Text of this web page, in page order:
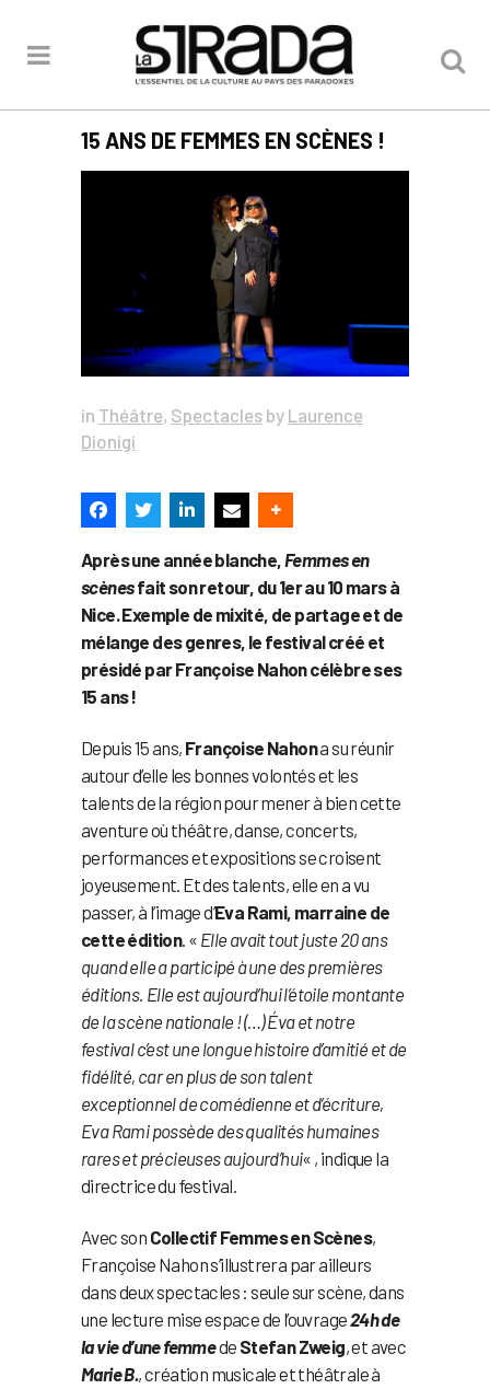
15 ANS DE FEMMES EN SCÈNES !
in Théâtre, Spectacles by Laurence
Dionigi
Après une année blanche,Femmes en
scènesfait son retour, du 1er au 10 mars à
Nice. Exemple de mixité, de partage et de
mélange des genres, le festival créé et
présidé par Françoise Nahon célèbre ses
15 ans !
Depuis 15 ans, Françoise Nahona su réunir
autour d’elle les bonnes volontés et les
talents de la région pour mener à bien cette
aventure où théâtre, danse, concerts,
performances et expositions se croisent
joyeusement. Et des talents, elle en a vu
passer, à l’image d’Eva Rami, marraine de
cette édition. « Elle avait tout juste 20 ans
quand elle a participé à une des premières
éditions. Elle est aujourd’hui l’étoile montante
de la scène nationale ! (…) Éva et notre
festival c’est une longue histoire d’amitié et de
fidélité, car en plus de son talent
exceptionnel de comédienne et d’écriture,
Eva Rami possède des qualités humaines
rares et précieuses aujourd’hui« , indique la
directrice du festival.
Avec son Collectif Femmes en Scènes,
Françoise Nahon s’illustrera par ailleurs
dans deux spectacles : seule sur scène, dans
une lecture mise espace de l’ouvrage24h de
la vie d’une femmede Stefan Zweig, et avec
Marie B., création musicale et théâtrale à